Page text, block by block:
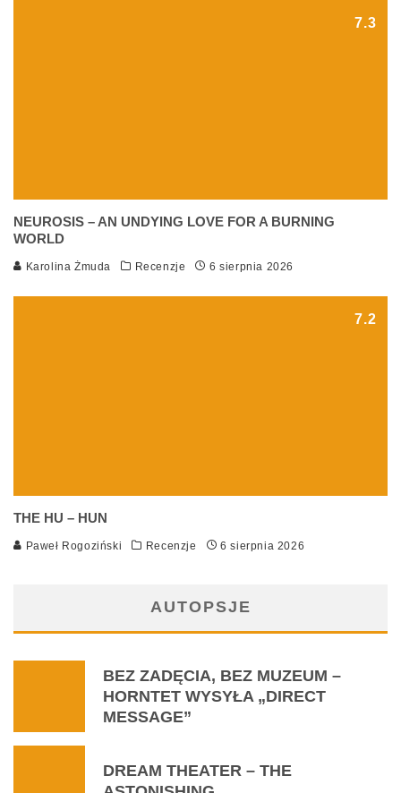
7.3
NEUROSIS – AN UNDYING LOVE FOR A BURNING
WORLD
Karolina Żmuda Recenzje 6 sierpnia 2026
7.2
THE HU – HUN
Paweł Rogoziński Recenzje 6 sierpnia 2026
AUTOPSJE
BEZ ZADĘCIA, BEZ MUZEUM –
HORNTET WYSYŁA „DIRECT
MESSAGE”
DREAM THEATER – THE